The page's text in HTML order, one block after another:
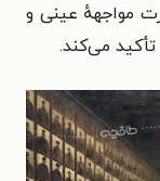
مواجههٔ عینی و
می‌کند.